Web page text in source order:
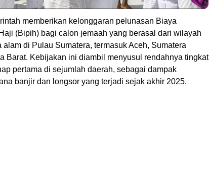
memberikan kelonggaran pelunasan Biaya
(Bipih) bagi calon jemaah yang berasal dari wilayah
alam di Pulau Sumatera, termasuk Aceh, Sumatera
Barat. Kebijakan ini diambil menyusul rendahnya tingkat
pertama di sejumlah daerah, sebagai dampak
banjir dan longsor yang terjadi sejak akhir 2025.